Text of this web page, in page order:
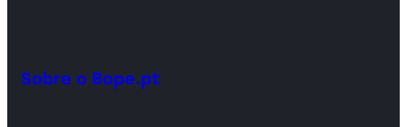
Sobre o Bope.pt